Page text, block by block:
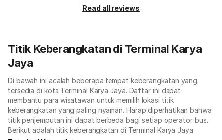
Read all reviews
Titik Keberangkatan di Terminal Karya
Jaya
Di bawah ini adalah beberapa tempat keberangkatan yang
tersedia di kota Terminal Karya Jaya. Daftar ini dapat
membantu para wisatawan untuk memilih lokasi titik
keberangkatan yang paling nyaman. Harap diperhatikan bahwa
titik penjemputan ini dapat berbeda bagi setiap operator bus.
Berikut adalah titik keberangkatan di Terminal Karya Jaya